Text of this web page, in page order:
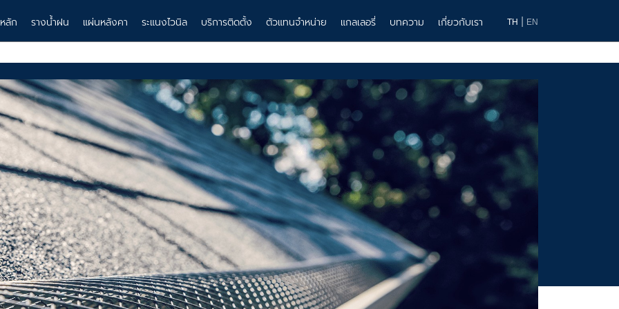
ลัก รางน้ำฝน แผ่นหลังคา ระแนงไวนิล บริการติดตั้ง ตัวแทนจำหน่าย แกลเลอรี่ บทความ เกี่ยวกับเรา TH EN